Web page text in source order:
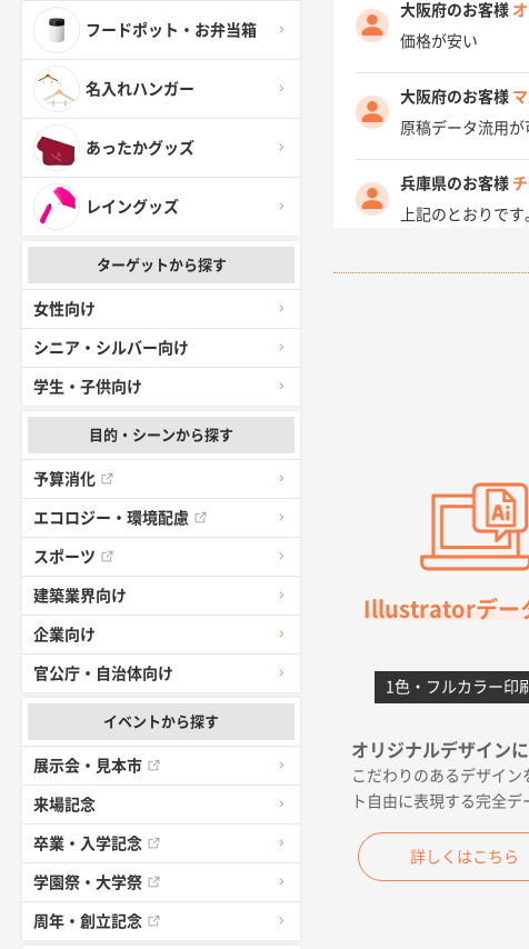
フードポット・お弁当箱
名入れハンガー
あったかグッズ
レイングッズ
ターゲットから探す
女性向け
シニア・シルバー向け
学生・子供向け
目的・シーンから探す
予算消化
エコロジー・環境配慮
スポーツ
建築業界向け
企業向け
官公庁・自治体向け
イベントから探す
展示会・見本市
来場記念
卒業・入学記念
学園祭・大学祭
周年・創立記念
大阪府のお客様
価格が安い
大阪府のお客様
原稿データ流用が
兵庫県のお客様
上記のとおりです
愛知県I社様 【オ
価格 大丈夫そう
大阪府のお客様
前回使用して良か
高知県I社様 【ポ
愛媛県S社様 不織
佐賀県A社様 ベー
希望の商品（今回
東京都M社様 ワン
Illustratorデー
1色・フルカラー印
オリジナルデザインに
こだわりのあるデザイン
ト自由に表現する完全デ
詳しくはこちら